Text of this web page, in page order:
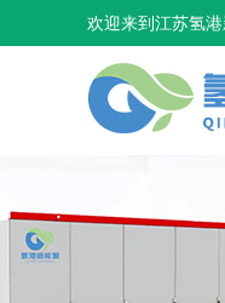
欢迎来到江苏氢